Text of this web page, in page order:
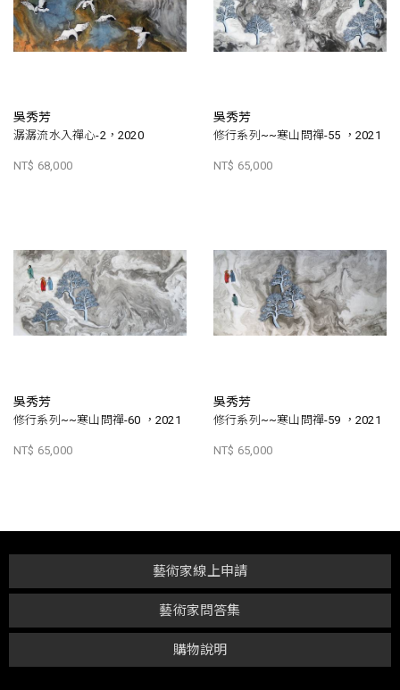
吳秀芳
潺潺流水入禪心-2，2020
NT$ 68,000
吳秀芳
修行系列~~寒山問禪-55 ，2021
NT$ 65,000
吳秀芳
修行系列~~寒山問禪-60 ，2021
NT$ 65,000
吳秀芳
修行系列~~寒山問禪-59 ，2021
NT$ 65,000
購物說明
藝術家問答集
藝術家線上申請